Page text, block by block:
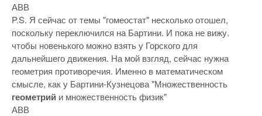
АВВ
P.S. Я сейчас от темы "гомеостат" несколько отошел,
поскольку переключился на Бартини. И пока не вижу.
чтобы новенького можно взять у Горского для
дальнейшего движения. На мой взгляд, сейчас нужна
геометрия противоречия. Именно в математическом
смысле, как у Бартини-Кузнецова "Множественность
геометрий и множественность физик"
АВВ